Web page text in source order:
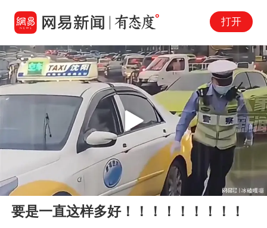
打开
00:00 00:26
Play
要是一直这样多好！！！！！！！！！